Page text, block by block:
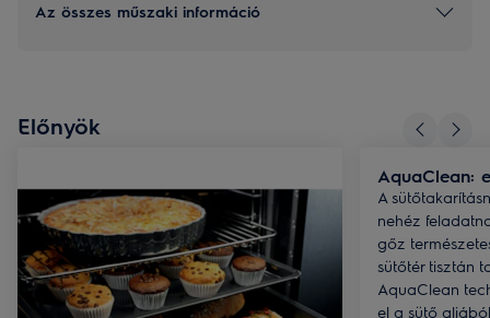
Az összes műszaki információ
Előnyök
AquaClean:
A
nehéz
gőz
sütőtér tisztán
AquaClean
el a sütő